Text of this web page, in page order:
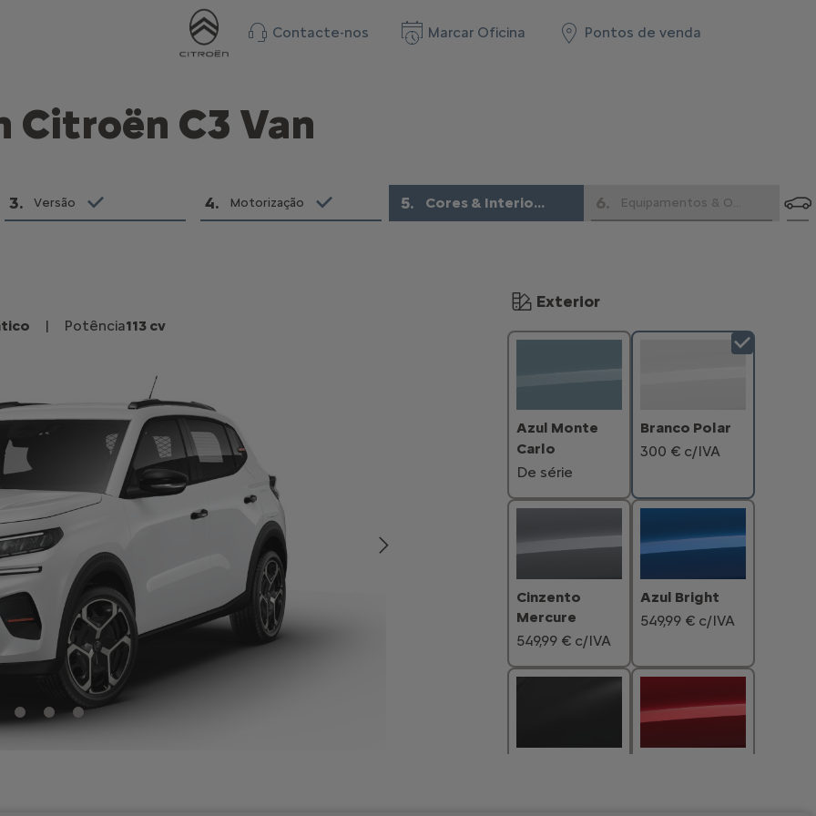
Contacte-nos Marcar Oficina Pontos de venda
Citroën C3 Van
3. Versão 4. Motorização 5. Cores & Interiores 6. Equipamentos & Opções
| Potência113 cv
Exterior
Azul Monte
Carlo
De série
Branco Polar
300 € c/IVA
Cinzento
Mercure
549,99 € c/IVA
Azul Bright
549,99 € c/IVA